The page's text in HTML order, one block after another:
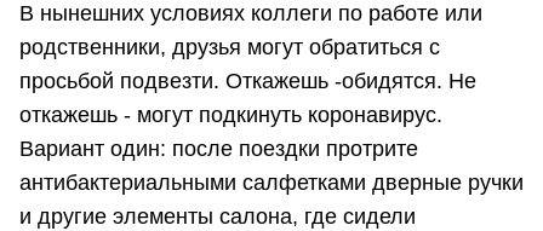
В нынешних условиях коллеги по работе или
родственники, друзья могут обратиться с
просьбой подвезти. Откажешь -обидятся. Не
откажешь - могут подкинуть коронавирус.
Вариант один: после поездки протрите
антибактериальными салфетками дверные ручки
и другие элементы салона, где сидели